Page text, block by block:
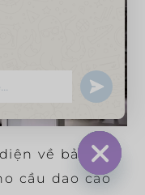
về bảo trì
cầu dao caoHIDE
UNDEFINED